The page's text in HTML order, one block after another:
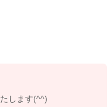
します(^^)